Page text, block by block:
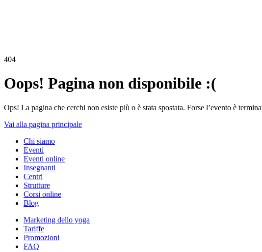
404
Oops! Pagina non disponibile :(
Ops! La pagina che cerchi non esiste più o è stata spostata. Forse l’evento è
Vai alla pagina principale
Chi siamo
Eventi
Eventi online
Insegnanti
Centri
Strutture
Corsi online
Blog
Marketing dello yoga
Tariffe
Promozioni
FAQ